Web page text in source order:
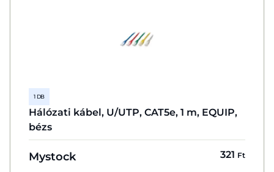
1 DB
Hálózati kábel, U/UTP, CAT5e, 1 m, EQUIP,
bézs
Mystock 321 Ft